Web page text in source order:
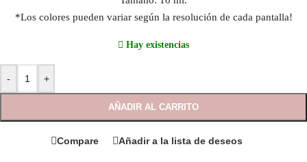
*Los colores pueden variar según la resolución de cada pantalla!
Hay existencias
- +
AÑADIR AL CARRITO
Compare Añadir a la lista de deseos